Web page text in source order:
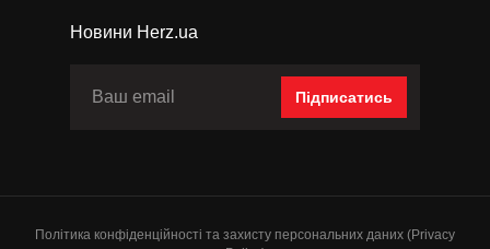
Новини Herz.ua
Підписатись
Політика конфіденційності та захисту персональних даних (Privacy